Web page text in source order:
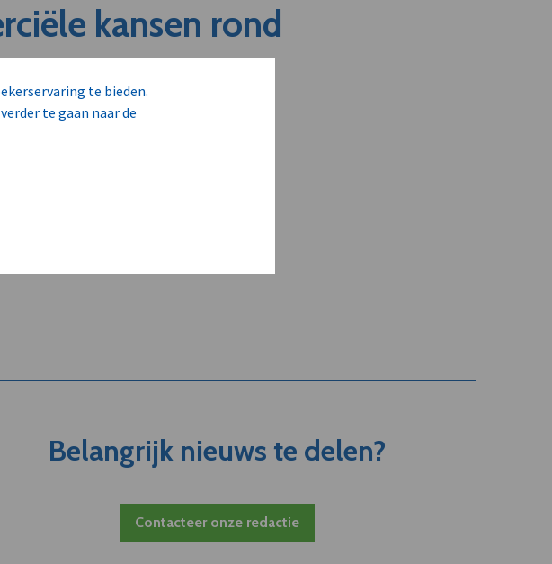
te bieden.
te gaan naar de
kansen rond
Belangrijk nieuws te delen?
Contacteer onze redactie